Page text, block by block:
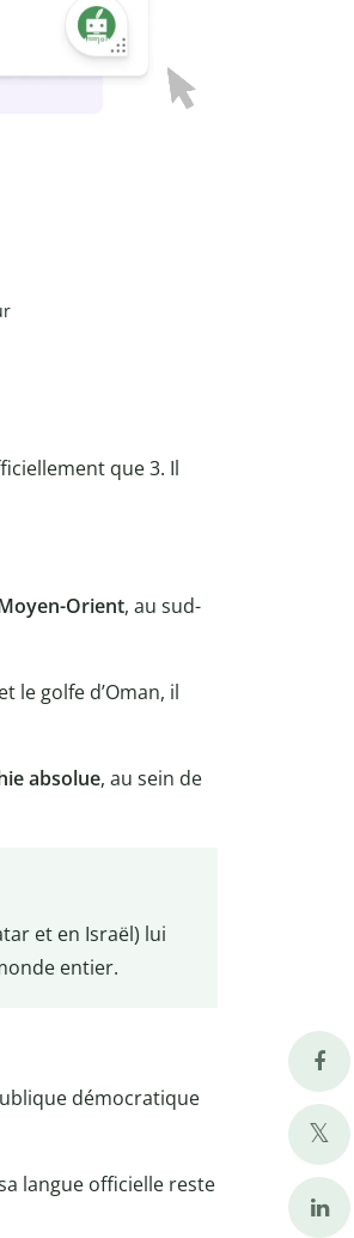
que 3. Il
Orient, au sud-
le golfe d’Oman, il
absolue, au sein de
et en Israël) lui
entier.
démocratique
langue officielle reste